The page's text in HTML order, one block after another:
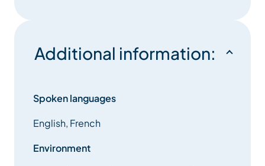
Additional information:
Spoken languages
English, French
Environment